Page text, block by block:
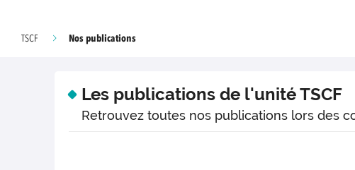
TSCF Nos publications
Les publications de l'unité TSCF
Retrouvez toutes nos publications lors des